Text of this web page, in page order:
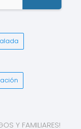
Y FAMILIARES!